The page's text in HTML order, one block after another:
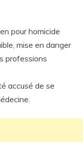
pour homicide
mise en danger
professions
accusé de se